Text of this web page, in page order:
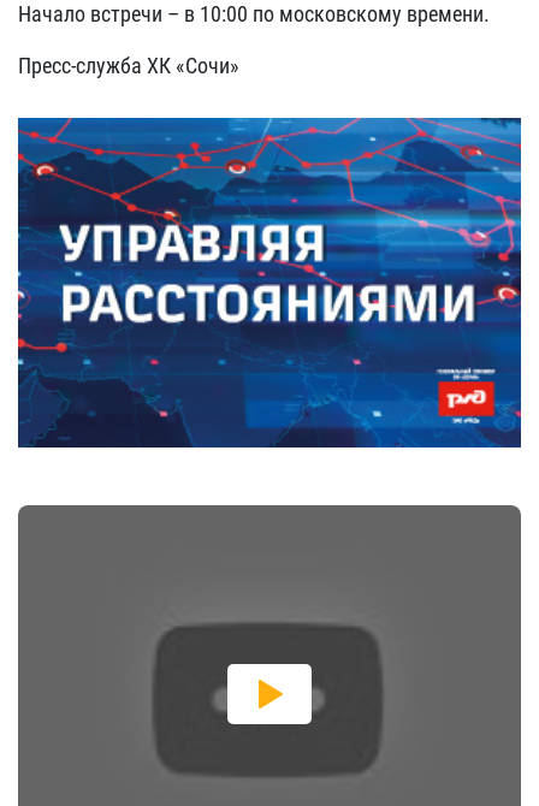
Начало встречи – в 10:00 по московскому времени.
Пресс-служба ХК «Сочи»